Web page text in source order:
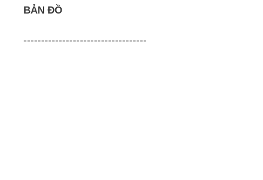
BẢN ĐỒ
-----------------------------------